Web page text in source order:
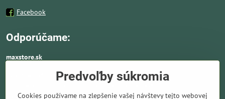
Facebook
Odporúčame:
maxstore.sk
Kvalitné nafukovacie člny a lodné elektromotory
vhodné aj k moru a doplnky ako záchranné vesty,
pádla, kotvy a vybavenie pre vodnú turistiku.
Predvoľby súkromia
Cookies používame na zlepšenie vašej návštevy tejto webovej